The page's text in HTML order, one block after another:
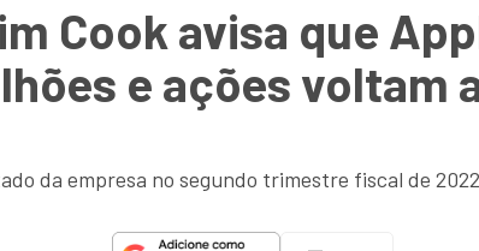
Cook avisa que
e ações voltam
da empresa no segundo trimestre fiscal de